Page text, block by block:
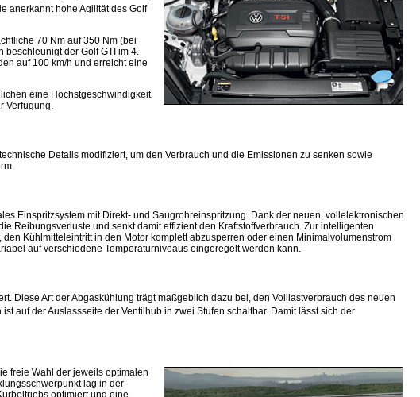
anerkannt hohe Agilität des Golf
70 Nm auf 350 Nm (bei
der Golf GTI im 4.
auf 100 km/h und erreicht eine
eine Höchstgeschwindigkeit
Verfügung.
Details modifiziert, um den Verbrauch und die Emissionen zu senken sowie
Einspritzsystem mit Direkt- und Saugrohreinspritzung. Dank der neuen, vollelektronischen
Reibungsverluste und senkt damit effizient den Kraftstoffverbrauch. Zur intelligenten
Kühlmitteleintritt in den Motor komplett abzusperren oder einen Minimalvolumenstrom
auf verschiedene Temperaturniveaus eingeregelt werden kann.
Diese Art der Abgaskühlung trägt maßgeblich dazu bei, den Volllastverbrauch des neuen
auf der Auslassseite der Ventilhub in zwei Stufen schaltbar. Damit lässt sich der
freie Wahl der jeweils optimalen
lag in der
optimiert und eine